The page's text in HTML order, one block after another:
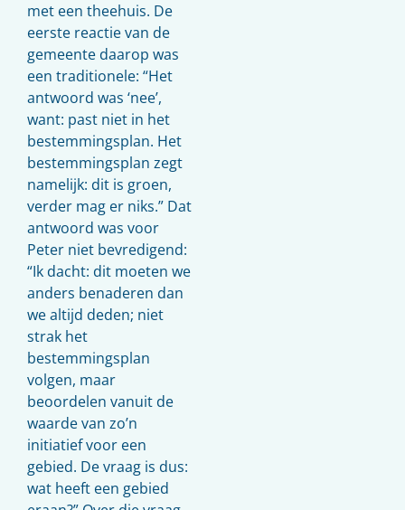
met een theehuis. De
eerste reactie van de
gemeente daarop was
een traditionele: “Het
antwoord was ‘nee’,
want: past niet in het
bestemmingsplan. Het
bestemmingsplan zegt
namelijk: dit is groen,
verder mag er niks.” Dat
antwoord was voor
Peter niet bevredigend:
“Ik dacht: dit moeten we
anders benaderen dan
we altijd deden; niet
strak het
bestemmingsplan
volgen, maar
beoordelen vanuit de
waarde van zo’n
initiatief voor een
gebied. De vraag is dus:
wat heeft een gebied